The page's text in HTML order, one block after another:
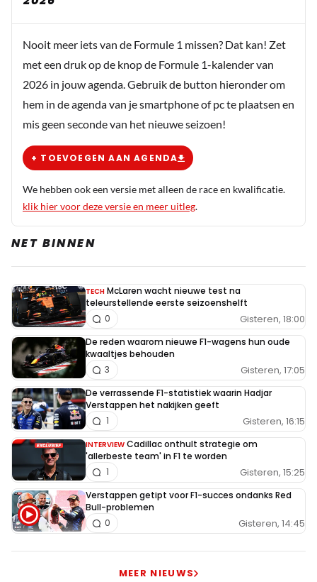
Nooit meer iets van de Formule 1 missen? Dat kan! Zet
met een druk op de knop de Formule 1-kalender van
2026 in jouw agenda. Gebruik de button hieronder om
hem in de agenda van je smartphone of pc te plaatsen en
mis geen seconde van het nieuwe seizoen!
+ TOEVOEGEN AAN AGENDA
We hebben ook een versie met alleen de race en kwalificatie.
klik hier voor deze versie en meer uitleg.
NET BINNEN
TECH McLaren wacht nieuwe test na
teleurstellende eerste seizoenshelft
Gisteren, 18:00
0
De reden waarom nieuwe F1-wagens hun oude
kwaaltjes behouden
Gisteren, 17:05
3
De verrassende F1-statistiek waarin Hadjar
Verstappen het nakijken geeft
Gisteren, 16:15
1
INTERVIEW Cadillac onthult strategie om
'allerbeste team' in F1 te worden
Gisteren, 15:25
1
Verstappen getipt voor F1-succes ondanks Red
Bull-problemen
Gisteren, 14:45
0
MEER NIEUWS